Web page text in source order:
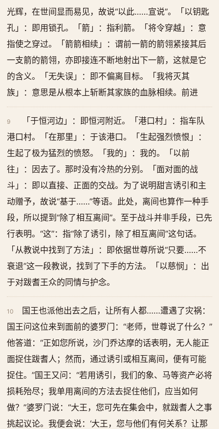
光辉，在世间显而易见，故说“以此……宣说”。「以钥匙
孔」：即用锁孔。「箭」：指利箭。「将令穿越」：意
指使之穿过。「箭箭相续」：谓前一箭的箭翎紧接其后
一支箭的箭翎，亦即接连不断地射出下一箭，这就是它
的含义。「无失误」：即不偏离目标。「我将灭其
族」：意思是从根本上斩断其家族的血脉相续。前进
9
「于恒河边」：即恒河附近。「港口村」：指车队
港口村。「在那里」：于该港口。「生起强烈愤恨」：
生起了极为猛烈的愤怒。「我的」：我的。「以前
往」：因去了。那时没有冷热的分别。「面对面的战
斗」：即以直接、正面的交战。为了说明甜言诱引和主
动赠予，故说“基于……”等语。此处，离间也算作一种手
段，所以提到“除了相互离间”。至于战斗并非手段，已先
行表明。“这”：指“除了诱引，除了相互离间”这句话。
「从教说中找到了方法」：即依据世尊所说“只要……不
衰退”这一段教说，找到了下手的方法。「以慈悯」：出
于对跋耆王众的同情与护念。
10
国王也派他出去之后，让所有人都……遭遇了灾祸：
国王问这位来到面前的婆罗门：“老师，世尊说了什么？”
他答道：“正如您所说，沙门乔达摩的话表明，无人能正
面捉住跋耆人；然而，通过诱引或相互离间，便有可能
捉住。”国王又问：“若用诱引，我们的象、马等资产必将
损耗殆尽；我单用离间的方法去捉住他们，应当如何
做？”婆罗门说：“大王，您可先在集会中，就跋耆人之事
挑起议论。我便会说：‘大王，您与他们有何关系？让那